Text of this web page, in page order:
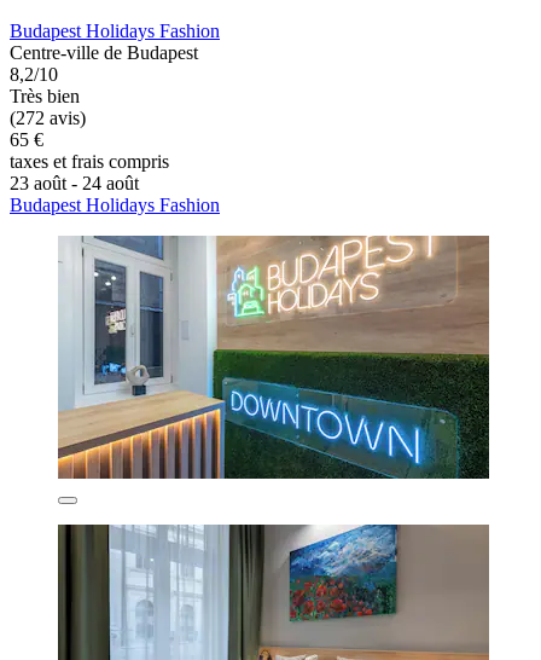
Budapest Holidays Fashion
Centre-ville de Budapest
8,2/10
Très bien
(272 avis)
65 €
taxes et frais compris
23 août - 24 août
Budapest Holidays Fashion